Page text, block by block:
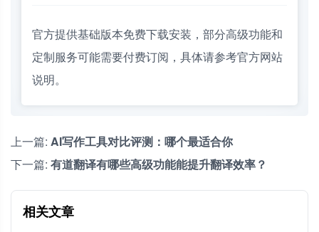
官方提供基础版本免费下载安装，部分高级功能和
定制服务可能需要付费订阅，具体请参考官方网站
说明。
上一篇: AI写作工具对比评测：哪个最适合你
下一篇: 有道翻译有哪些高级功能能提升翻译效率？
相关文章